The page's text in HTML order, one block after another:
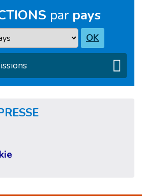
par pays
OK